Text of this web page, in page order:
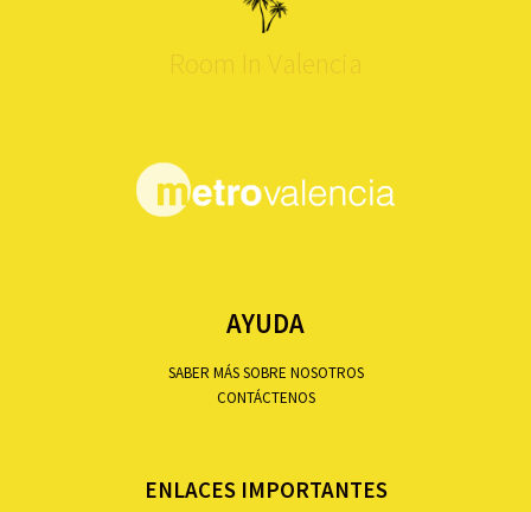
Room In Valencia
AYUDA
SABER MÁS SOBRE NOSOTROS
CONTÁCTENOS
ENLACES IMPORTANTES